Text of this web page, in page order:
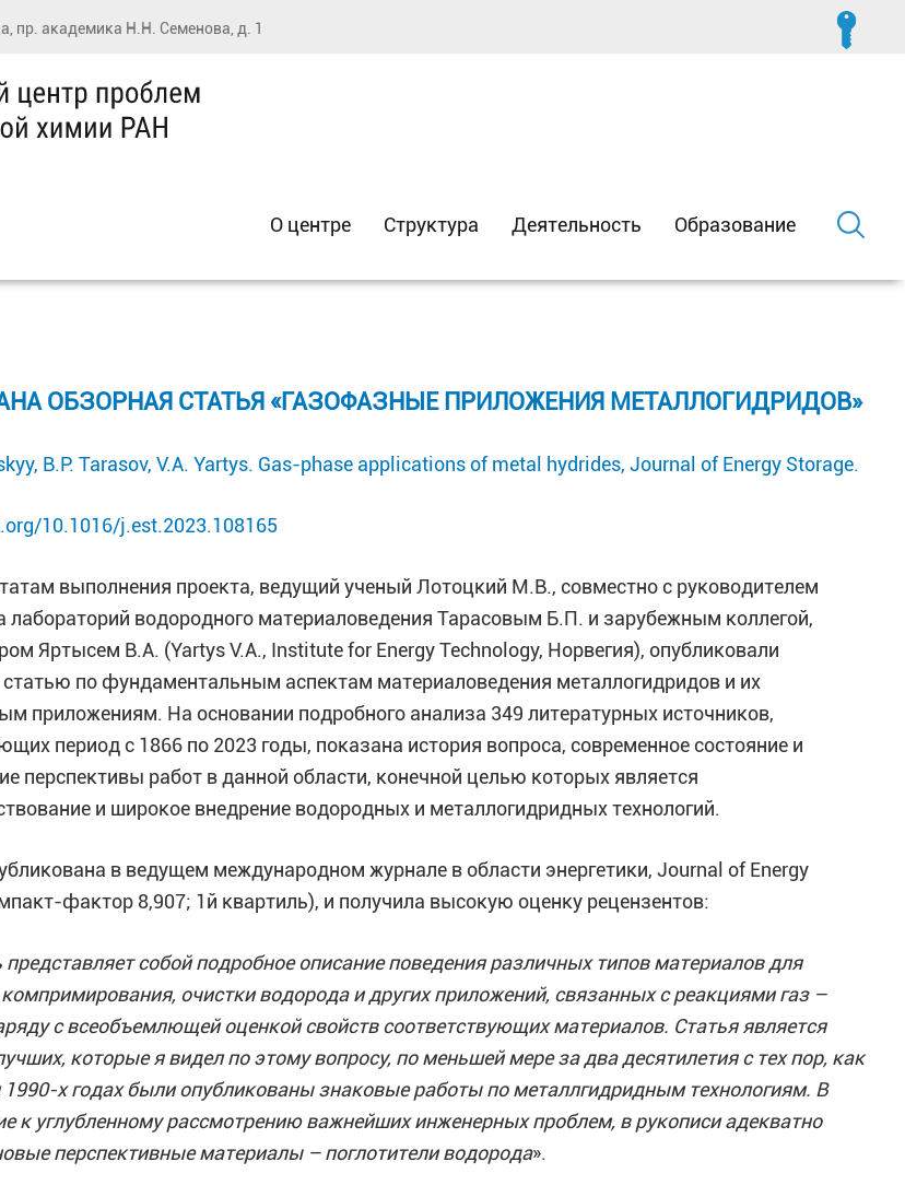
пр. академика Н.Н. Семенова, д. 1
О центре Структура Деятельность Образование
ОБЗОРНАЯ СТАТЬЯ «ГАЗОФАЗНЫЕ ПРИЛОЖЕНИЯ МЕТАЛЛОГИДРИДОВ»
B.P. Tarasov, V.A. Yartys. Gas-phase applications of metal hydrides, Journal of Energy Storage.
10.1016/j.est.2023.108165
выполнения проекта, ведущий ученый Лотоцкий М.В., совместно с руководителем
лабораторий водородного материаловедения Тарасовым Б.П. и зарубежным коллегой,
Яртысем В.А. (Yartys V.A., Institute for Energy Technology, Норвегия), опубликовали
по фундаментальным аспектам материаловедения металлогидридов и их
приложениям. На основании подробного анализа 349 литературных источников,
период с 1866 по 2023 годы, показана история вопроса, современное состояние и
перспективы работ в данной области, конечной целью которых является
и широкое внедрение водородных и металлогидридных технологий.
в ведущем международном журнале в области энергетики, Journal of Energy
фактор 8,907; 1й квартиль), и получила высокую оценку рецензентов:
представляет собой подробное описание поведения различных типов материалов для
очистки водорода и других приложений, связанных с реакциями газ –
с всеобъемлющей оценкой свойств соответствующих материалов. Статья является
которые я видел по этому вопросу, по меньшей мере за два десятилетия с тех пор, как
1990-х годах были опубликованы знаковые работы по металлгидридным технологиям. В
к углубленному рассмотрению важнейших инженерных проблем, в рукописи адекватно
перспективные материалы – поглотители водорода».